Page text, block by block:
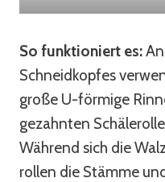
So funktioniert es:
Schneidkopfes
große U-förmige
gezahnten
Während sich die
rollen die Stämme